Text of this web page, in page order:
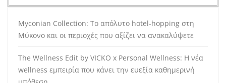
Myconian Collection: Το απόλυτο hotel-hopping στη
Μύκονο και οι περιοχές που αξίζει να ανακαλύψετε
The Wellness Edit by VICKO x Personal Wellness: Η νέα
wellness εμπειρία που κάνει την ευεξία καθημερινή